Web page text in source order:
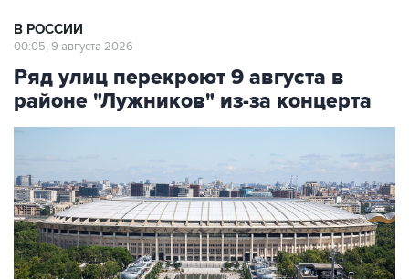
В РОССИИ
00:05, 9 августа 2026
Ряд улиц перекроют 9 августа в
районе "Лужников" из-за концерта